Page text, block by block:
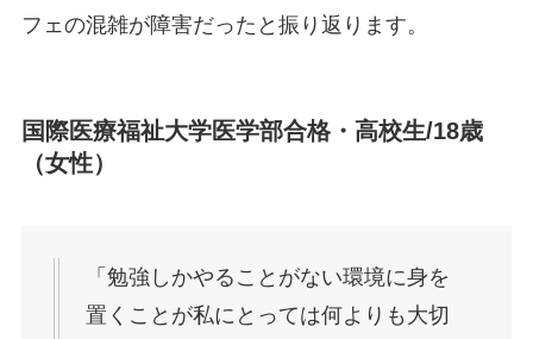
フェの混雑が障害だったと振り返ります。
国際医療福祉大学医学部合格・高校生/18歳
（女性）
「勉強しかやることがない環境に身を
置くことが私にとっては何よりも大切